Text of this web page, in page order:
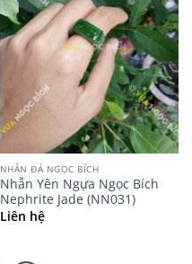
NHẪN ĐÁ NGỌC BÍCH
Nhẫn Yên Ngựa Ngọc Bích
Nephrite Jade (NN031)
Liên hệ